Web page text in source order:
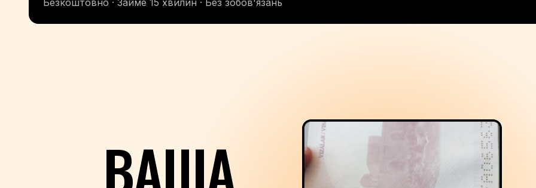
Безкоштовно · Займе 15 хвилин · Без зобов'язань
ВАША